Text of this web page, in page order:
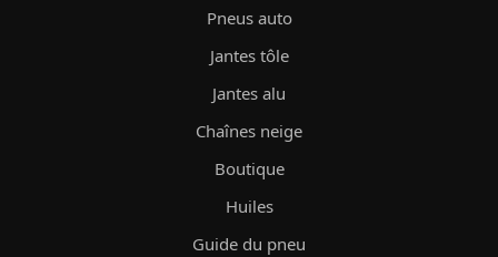
Pneus auto
Jantes tôle
Jantes alu
Chaînes neige
Boutique
Huiles
Guide du pneu